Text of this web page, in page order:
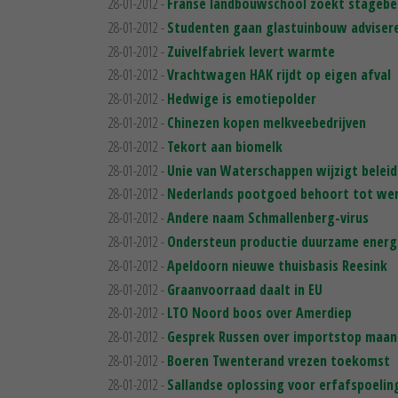
28-01-2012 -Studenten gaan glastuinbouw
28-01-2012 -Zuivelfabriek levert warmte
28-01-2012 -Vrachtwagen HAK rijdt op eigen afval
28-01-2012 -Hedwige is emotiepolder
28-01-2012 -Chinezen kopen melkveebedrijven
28-01-2012 -Tekort aan biomelk
28-01-2012 -Unie van Waterschappen wijzigt beleid
28-01-2012 -Nederlands pootgoed behoort tot
28-01-2012 -Andere naam Schmallenberg-virus
28-01-2012 -Ondersteun productie duurzame
28-01-2012 -Apeldoorn nieuwe thuisbasis Reesink
28-01-2012 -Graanvoorraad daalt in EU
28-01-2012 -LTO Noord boos over Amerdiep
28-01-2012 -Gesprek Russen over importstop
28-01-2012 -Boeren Twenterand vrezen toekomst
28-01-2012 -Sallandse oplossing voor